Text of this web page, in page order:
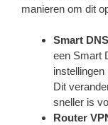
manieren om dit
Smart
een Smart
Dit
sneller is
Router